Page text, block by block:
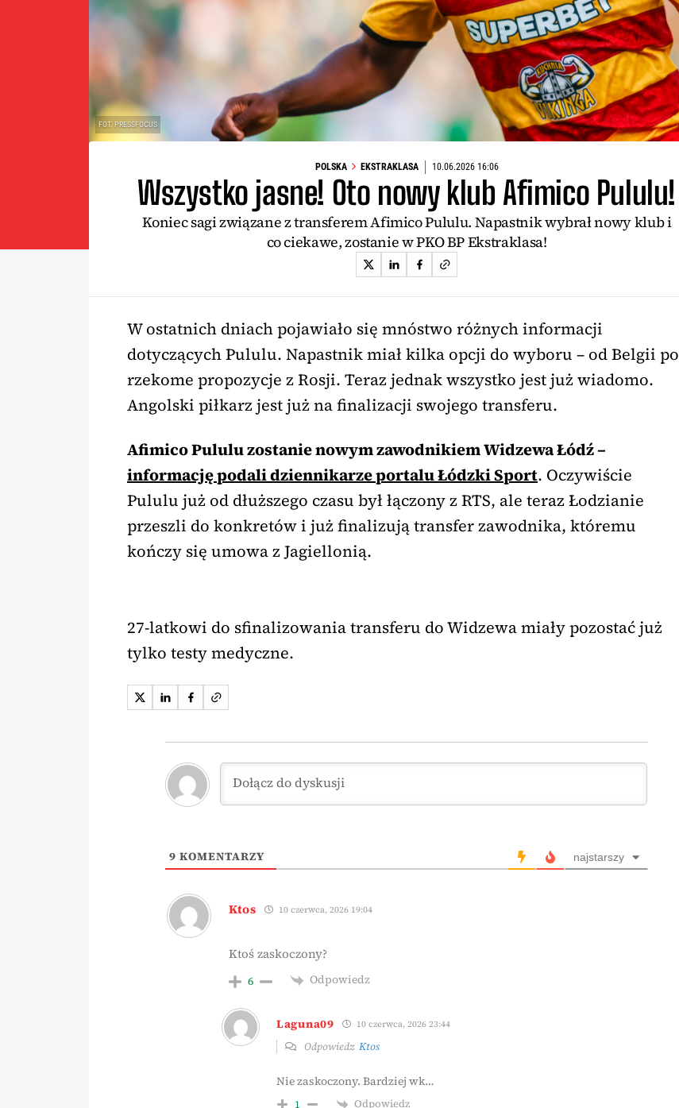
FOT. PRESSFOCUS
POLSKA EKSTRAKLASA 10.06.2026 16:06
Wszystko jasne! Oto nowy klub Afimico Pululu!
Koniec sagi związane z transferem Afimico Pululu. Napastnik wybrał nowy klub i
co ciekawe, zostanie w PKO BP Ekstraklasa!
W ostatnich dniach pojawiało się mnóstwo różnych informacji
dotyczących Pululu. Napastnik miał kilka opcji do wyboru – od Belgii po
rzekome propozycje z Rosji. Teraz jednak wszystko jest już wiadomo.
Angolski piłkarz jest już na finalizacji swojego transferu.
Afimico Pululu zostanie nowym zawodnikiem Widzewa Łódź –
informację podali dziennikarze portalu Łódzki Sport. Oczywiście
Pululu już od dłuższego czasu był łączony z RTS, ale teraz Łodzianie
przeszli do konkretów i już finalizują transfer zawodnika, któremu
kończy się umowa z Jagiellonią.
27-latkowi do sfinalizowania transferu do Widzewa miały pozostać już
tylko testy medyczne.
9 KOMENTARZY najstarszy
Ktos 10 czerwca, 2026 19:04
Ktoś zaskoczony?
6 Odpowiedz
Laguna09 10 czerwca, 2026 23:44
Odpowiedz Ktos
Nie zaskoczony. Bardziej wk…
1 Odpowiedz